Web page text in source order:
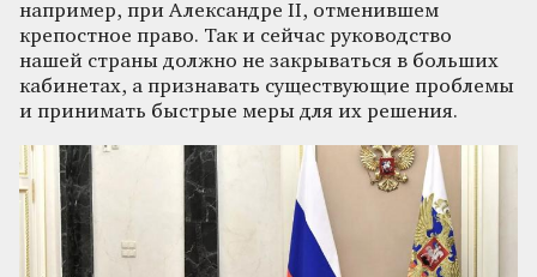
например, при Александре II, отменившем
крепостное право. Так и сейчас руководство
нашей страны должно не закрываться в больших
кабинетах, а признавать существующие проблемы
и принимать быстрые меры для их решения.